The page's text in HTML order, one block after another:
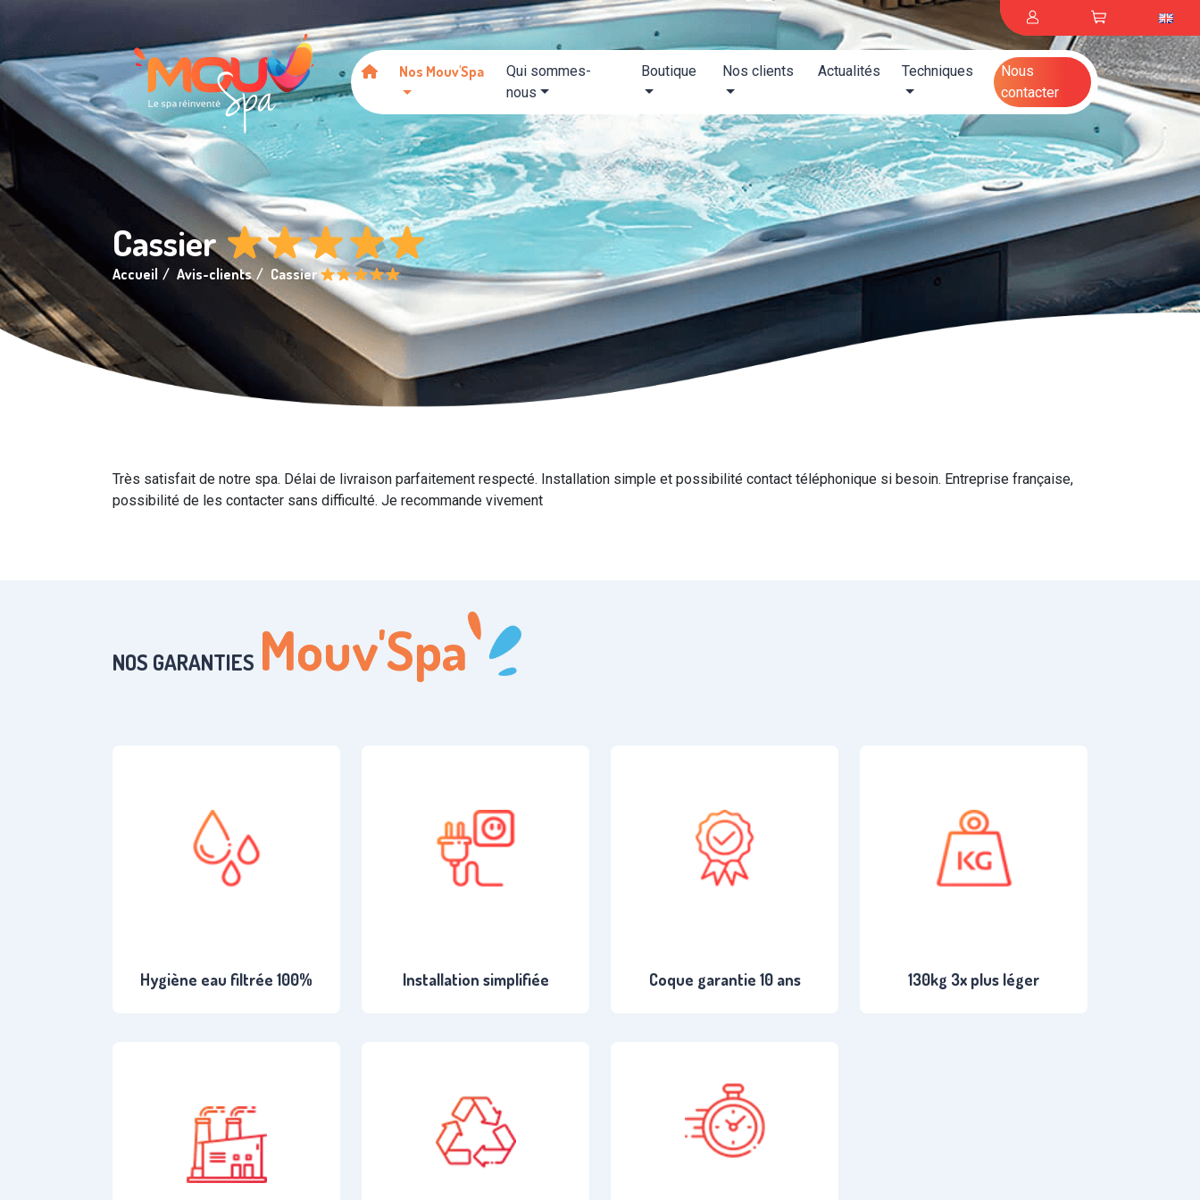
Nos Mouv'Spa
Qui sommes-
nous
Boutique Nos clients Actualités Techniques
Nous
contacter
Cassier
Accueil Avis-clients Cassier
Très satisfait de notre spa. Délai de livraison parfaitement respecté. Installation simple et possibilité contact téléphonique si besoin. Entreprise française,
possibilité de les contacter sans difficulté. Je recommande vivement
NOS GARANTIES Mouv'Spa
Hygiène eau filtrée 100% Installation simplifiée Coque garantie 10 ans 130kg 3x plus léger
Panneau de gestion des cookies